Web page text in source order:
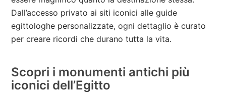
Dall’accesso privato ai siti iconici alle guide
egittologhe personalizzate, ogni dettaglio è curato
per creare ricordi che durano tutta la vita.
Scopri i monumenti antichi più
iconici dell’Egitto